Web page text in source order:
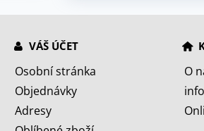
VÁŠ ÚČET
Osobní stránka
Objednávky
Adresy
O